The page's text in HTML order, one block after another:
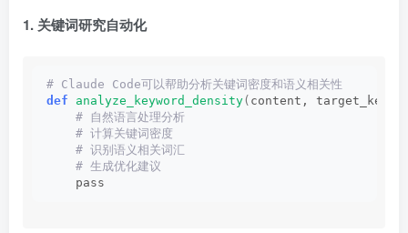
1. 关键词研究自动化
# Claude Code可以帮助分析关键词密度和语义相关性
def
analyze_keyword_density( content,
# 自然语言处理分析
# 计算关键词密度
# 识别语义相关词汇
# 生成优化建议
    pass